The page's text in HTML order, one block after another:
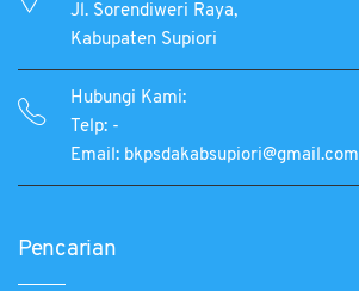
Jl. Sorendiweri Raya,
Kabupaten Supiori
Hubungi Kami:
Telp: -
Email: bkpsdakabsupiori@gmail.com
Pencarian